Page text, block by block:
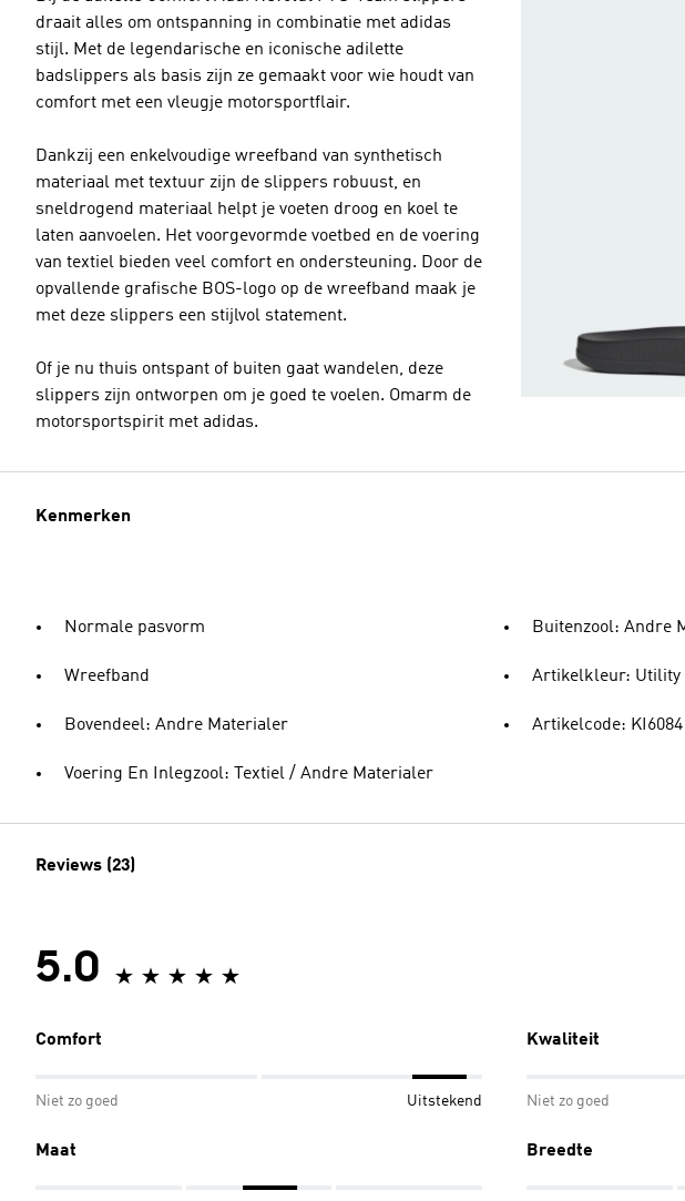
draait alles om ontspanning in combinatie met adidas
stijl. Met de legendarische en iconische adilette
badslippers als basis zijn ze gemaakt voor wie houdt van
comfort met een vleugje motorsportflair.
Dankzij een enkelvoudige wreefband van synthetisch
materiaal met textuur zijn de slippers robuust, en
sneldrogend materiaal helpt je voeten droog en koel te
laten aanvoelen. Het voorgevormde voetbed en de voering
van textiel bieden veel comfort en ondersteuning. Door de
opvallende grafische BOS-logo op de wreefband maak je
met deze slippers een stijlvol statement.
Of je nu thuis ontspant of buiten gaat wandelen, deze
slippers zijn ontworpen om je goed te voelen. Omarm de
motorsportspirit met adidas.
Kenmerken
Normale pasvorm
Wreefband
Bovendeel: Andre Materialer
Voering En Inlegzool: Textiel / Andre Materialer
Buitenzool: Andre
Artikelkleur: Utility
Artikelcode: KI6084
Reviews (23)
5.0
Comfort
Niet zo goed Uitstekend
Kwaliteit
Niet zo goed
Maat Breedte